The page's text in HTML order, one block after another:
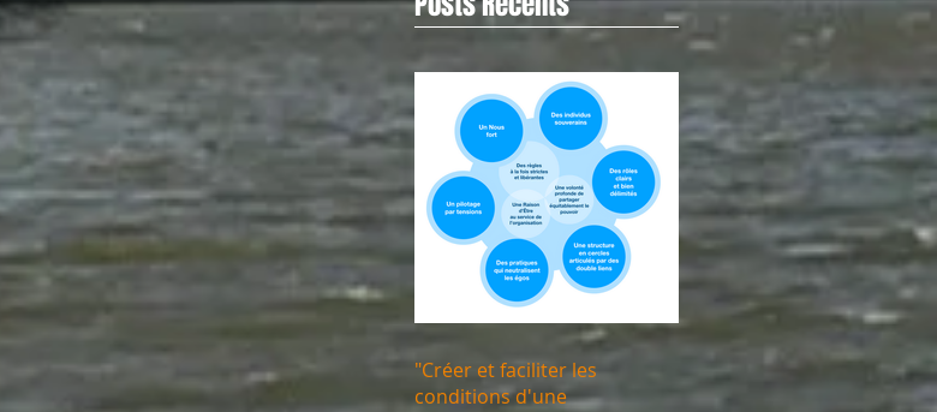
"Créer et faciliter les
conditions d'une